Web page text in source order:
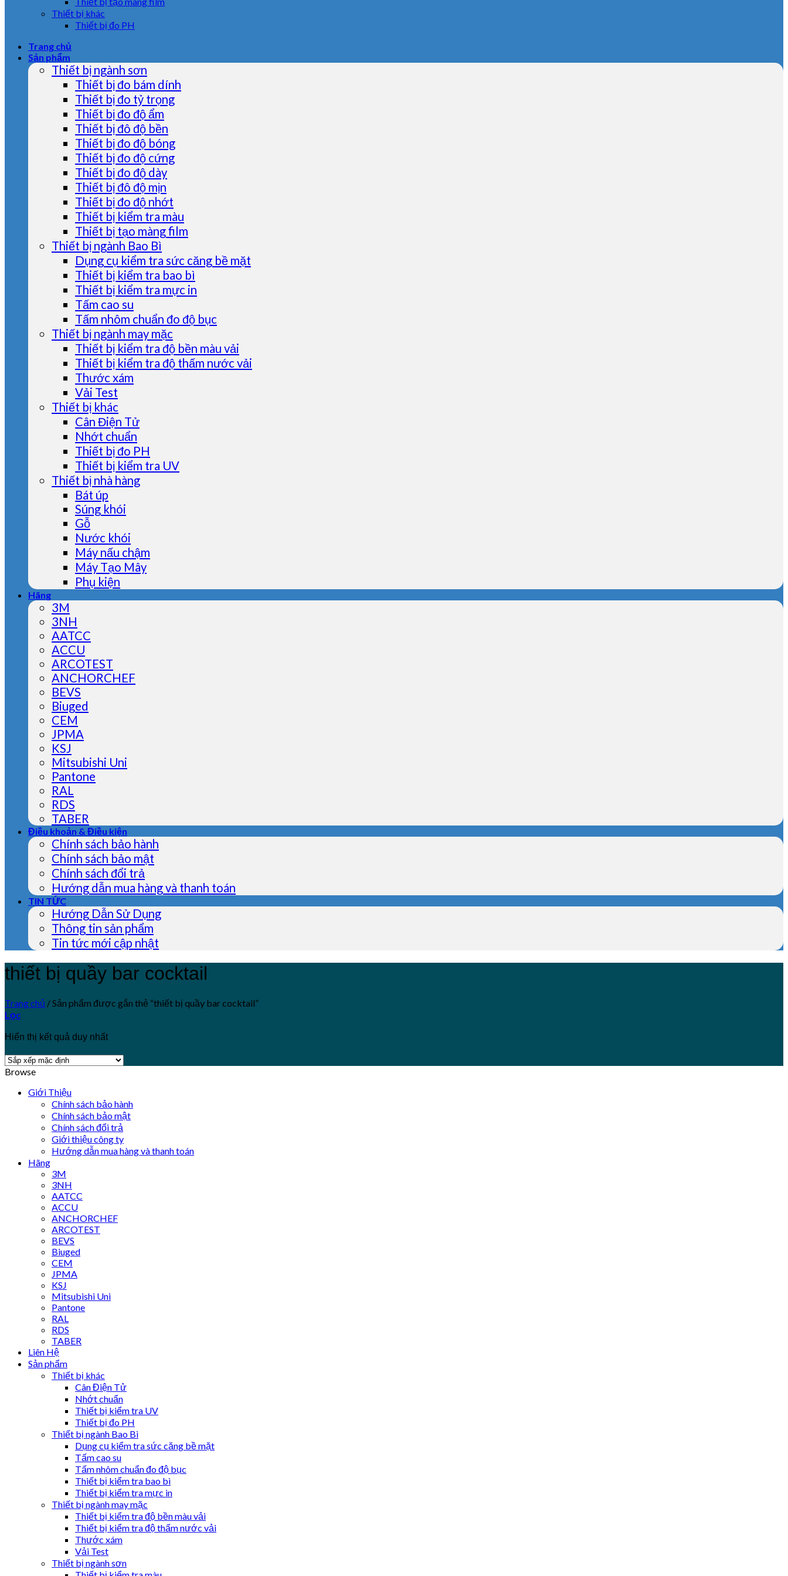
Thiết bị khác
Thiết bị đo PH
Trang chủ
Sản phẩm
Thiết bị ngành sơn
Thiết bị đo bám dính
Thiết bị đo tỷ trọng
Thiết bị đo độ ẩm
Thiết bị đô độ bền
Thiết bị đo độ bóng
Thiết bị đo độ cứng
Thiết bị đo độ dày
Thiết bị đô độ mịn
Thiết bị đo độ nhớt
Thiết bị kiểm tra màu
Thiết bị tạo màng film
Thiết bị ngành Bao Bì
Dụng cụ kiểm tra sức căng bề mặt
Thiết bị kiểm tra bao bì
Thiết bị kiểm tra mực in
Tấm cao su
Tấm nhôm chuẩn đo độ bục
Thiết bị ngành may mặc
Thiết bị kiểm tra độ bền màu vải
Thiết bị kiểm tra độ thấm nước vải
Thước xám
Vải Test
Thiết bị khác
Cân Điện Tử
Nhớt chuẩn
Thiết bị đo PH
Thiết bị kiểm tra UV
Thiết bị nhà hàng
Bát úp
Súng khói
Gỗ
Nước khói
Máy nấu chậm
Máy Tạo Mây
Phụ kiện
Hãng
3M
3NH
AATCC
ACCU
ARCOTEST
ANCHORCHEF
BEVS
Biuged
CEM
JPMA
KSJ
Mitsubishi Uni
Pantone
RAL
RDS
TABER
Điều khoản & Điều kiện
Chính sách bảo hành
Chính sách bảo mật
Chính sách đổi trả
Hướng dẫn mua hàng và thanh toán
TIN TỨC
Hướng Dẫn Sử Dụng
Thông tin sản phẩm
Tin tức mới cập nhật
thiết bị quầy bar cocktail
Trang chủ /Sản phẩm được gắn thẻ “thiết bị quầy bar cocktail”
Lọc
Hiển thị kết quả duy nhất
Browse
Giới Thiệu
Chính sách bảo hành
Chính sách bảo mật
Chính sách đổi trả
Giới thiệu công ty
Hướng dẫn mua hàng và thanh toán
Hãng
3M
3NH
AATCC
ACCU
ANCHORCHEF
ARCOTEST
BEVS
Biuged
CEM
JPMA
KSJ
Mitsubishi Uni
Pantone
RAL
RDS
TABER
Liên Hệ
Sản phẩm
Thiết bị khác
Cân Điện Tử
Nhớt chuẩn
Thiết bị kiểm tra UV
Thiết bị đo PH
Thiết bị ngành Bao Bì
Dụng cụ kiểm tra sức căng bề mặt
Tấm cao su
Tấm nhôm chuẩn đo độ bục
Thiết bị kiểm tra bao bì
Thiết bị kiểm tra mực in
Thiết bị ngành may mặc
Thiết bị kiểm tra độ bền màu vải
Thiết bị kiểm tra độ thấm nước vải
Thước xám
Vải Test
Thiết bị ngành sơn